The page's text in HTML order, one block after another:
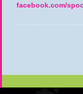
facebook.com/